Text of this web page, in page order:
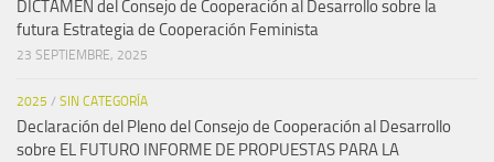
DICTAMEN del Consejo de Cooperación al Desarrollo sobre la
futura Estrategia de Cooperación Feminista
23 SEPTIEMBRE, 2025
2025 / SIN CATEGORÍA
Declaración del Pleno del Consejo de Cooperación al Desarrollo
sobre EL FUTURO INFORME DE PROPUESTAS PARA LA